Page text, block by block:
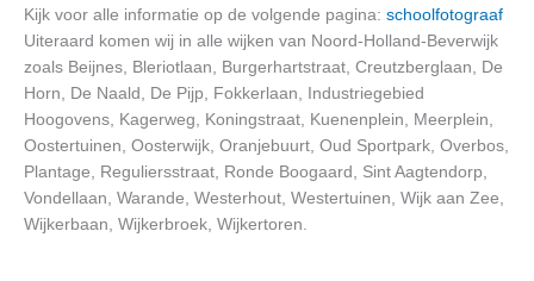
Kijk voor alle informatie op de volgende pagina: schoolfotograaf
Uiteraard komen wij in alle wijken van Noord-Holland-Beverwijk
zoals Beijnes, Bleriotlaan, Burgerhartstraat, Creutzberglaan, De
Horn, De Naald, De Pijp, Fokkerlaan, Industriegebied
Hoogovens, Kagerweg, Koningstraat, Kuenenplein, Meerplein,
Oostertuinen, Oosterwijk, Oranjebuurt, Oud Sportpark, Overbos,
Plantage, Reguliersstraat, Ronde Boogaard, Sint Aagtendorp,
Vondellaan, Warande, Westerhout, Westertuinen, Wijk aan Zee,
Wijkerbaan, Wijkerbroek, Wijkertoren.